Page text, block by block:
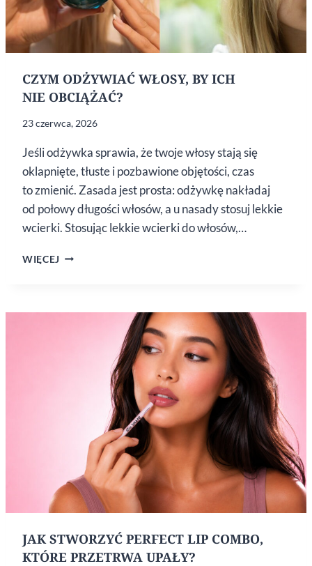
CZYM ODŻYWIAĆ WŁOSY, BY ICH
NIE OBCIĄŻAĆ?
23 czerwca, 2026
Jeśli odżywka sprawia, że twoje włosy stają się
oklapnięte, tłuste i pozbawione objętości, czas
to zmienić. Zasada jest prosta: odżywkę nakładaj
od połowy długości włosów, a u nasady stosuj lekkie
wcierki. Stosując lekkie wcierki do włosów,…
WIĘCEJ CZYM
NIE OBCIĄŻAĆ?
JAK STWORZYĆ PERFECT LIP COMBO,
KTÓRE PRZETRWA UPAŁY?